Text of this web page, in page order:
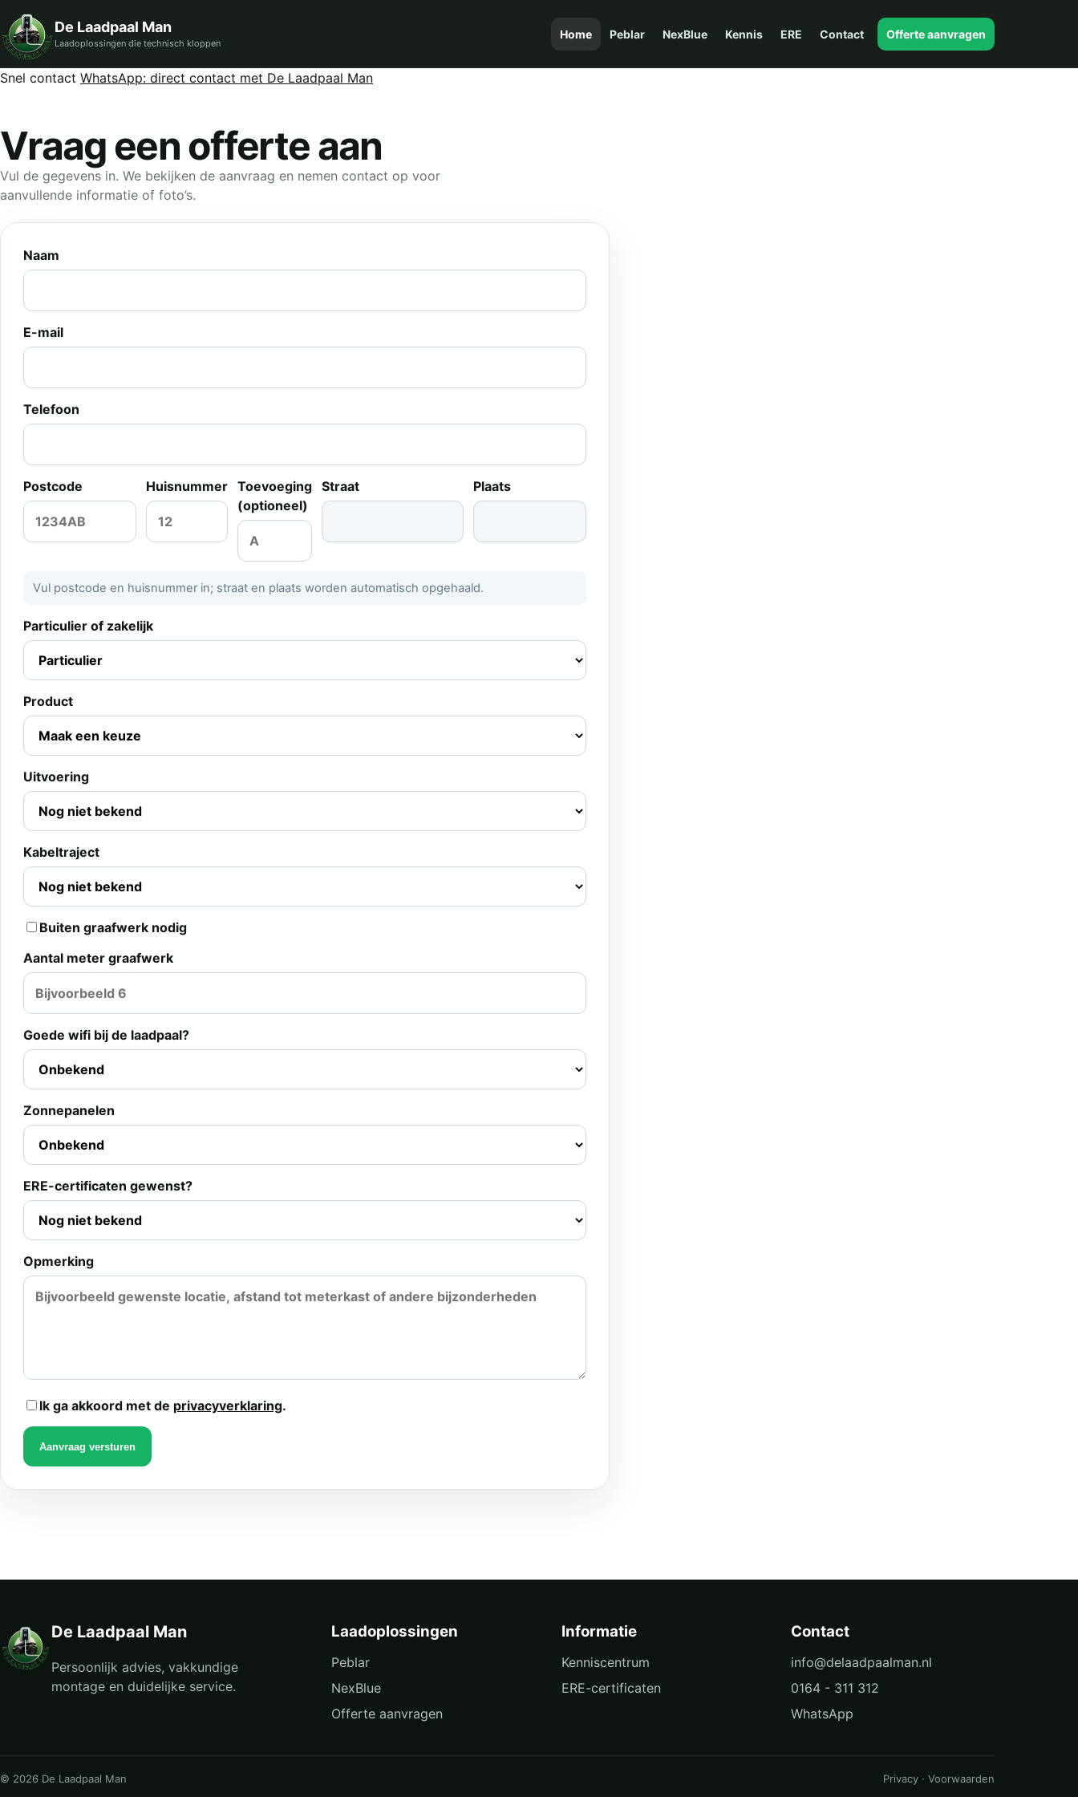
De Laadpaal Man
Laadoplossingen die technisch kloppen
Home Peblar NexBlue Kennis ERE Contact Offerte aanvragen
Snel contact WhatsApp: direct contact met De Laadpaal Man
Vraag een offerte aan
Vul de gegevens in. We bekijken de aanvraag en nemen contact op voor
aanvullende informatie of foto’s.
Naam
E-mail
Telefoon
Postcode Huisnummer
Toevoeging
(optioneel)
Straat Plaats
Vul postcode en huisnummer in; straat en plaats worden automatisch opgehaald.
Particulier of zakelijk
Product
Uitvoering
Kabeltraject
Buiten graafwerk nodig
Aantal meter graafwerk
Goede wifi bij de laadpaal?
Zonnepanelen
ERE-certificaten gewenst?
Opmerking
Ik ga akkoord met de privacyverklaring.
Aanvraag versturen
De Laadpaal Man
Persoonlijk advies, vakkundige
montage en duidelijke service.
Laadoplossingen
Peblar
NexBlue
Offerte aanvragen
Informatie
Kenniscentrum
ERE-certificaten
Contact
info@delaadpaalman.nl
0164 - 311 312
WhatsApp
© 2026 De Laadpaal Man Privacy · Voorwaarden